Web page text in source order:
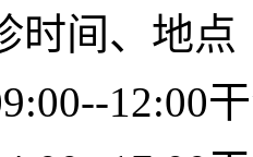
时间、地点
12:00